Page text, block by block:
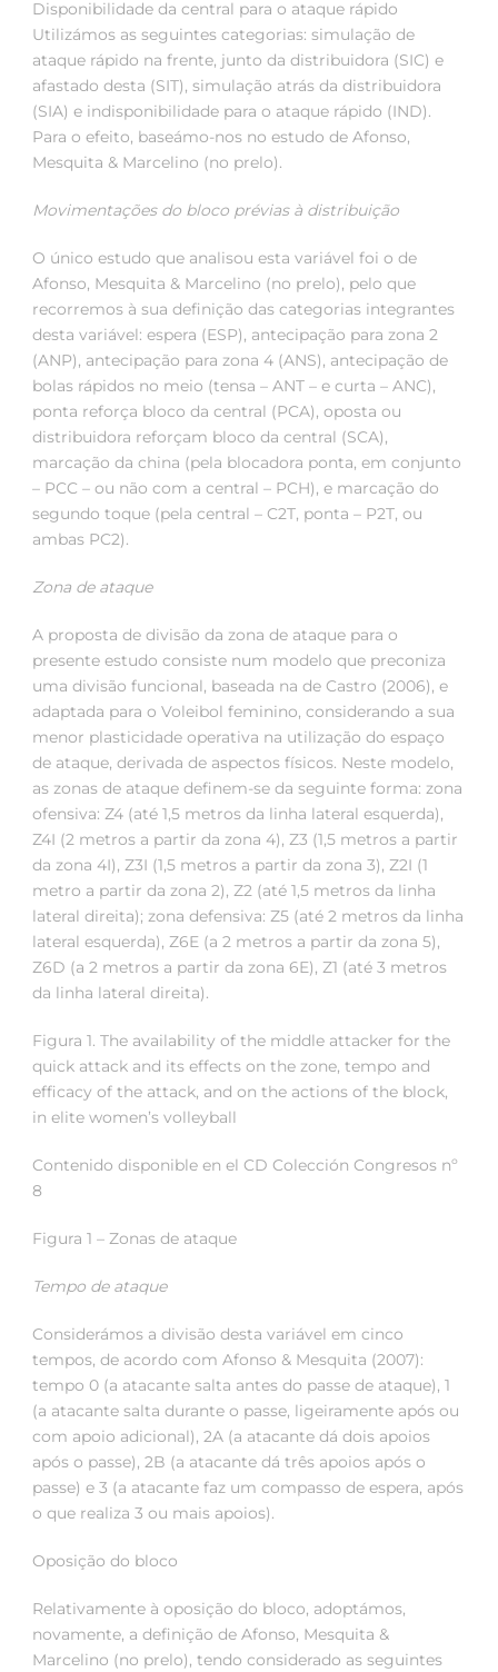
Disponibilidade da central para o ataque rápido
Utilizámos as seguintes categorias: simulação de
ataque rápido na frente, junto da distribuidora (SIC) e
afastado desta (SIT), simulação atrás da distribuidora
(SIA) e indisponibilidade para o ataque rápido (IND).
Para o efeito, baseámo-nos no estudo de Afonso,
Mesquita & Marcelino (no prelo).
Movimentações do bloco prévias à distribuição
O único estudo que analisou esta variável foi o de
Afonso, Mesquita & Marcelino (no prelo), pelo que
recorremos à sua definição das categorias integrantes
desta variável: espera (ESP), antecipação para zona 2
(ANP), antecipação para zona 4 (ANS), antecipação de
bolas rápidos no meio (tensa – ANT – e curta – ANC),
ponta reforça bloco da central (PCA), oposta ou
distribuidora reforçam bloco da central (SCA),
marcação da china (pela blocadora ponta, em conjunto
– PCC – ou não com a central – PCH), e marcação do
segundo toque (pela central – C2T, ponta – P2T, ou
ambas PC2).
Zona de ataque
A proposta de divisão da zona de ataque para o
presente estudo consiste num modelo que preconiza
uma divisão funcional, baseada na de Castro (2006), e
adaptada para o Voleibol feminino, considerando a sua
menor plasticidade operativa na utilização do espaço
de ataque, derivada de aspectos físicos. Neste modelo,
as zonas de ataque definem-se da seguinte forma: zona
ofensiva: Z4 (até 1,5 metros da linha lateral esquerda),
Z4I (2 metros a partir da zona 4), Z3 (1,5 metros a partir
da zona 4I), Z3I (1,5 metros a partir da zona 3), Z2I (1
metro a partir da zona 2), Z2 (até 1,5 metros da linha
lateral direita); zona defensiva: Z5 (até 2 metros da linha
lateral esquerda), Z6E (a 2 metros a partir da zona 5),
Z6D (a 2 metros a partir da zona 6E), Z1 (até 3 metros
da linha lateral direita).
Figura 1. The availability of the middle attacker for the
quick attack and its effects on the zone, tempo and
efficacy of the attack, and on the actions of the block,
in elite women’s volleyball
Contenido disponible en el CD Colección Congresos nº
8
Figura 1 – Zonas de ataque
Tempo de ataque
Considerámos a divisão desta variável em cinco
tempos, de acordo com Afonso & Mesquita (2007):
tempo 0 (a atacante salta antes do passe de ataque), 1
(a atacante salta durante o passe, ligeiramente após ou
com apoio adicional), 2A (a atacante dá dois apoios
após o passe), 2B (a atacante dá três apoios após o
passe) e 3 (a atacante faz um compasso de espera, após
o que realiza 3 ou mais apoios).
Oposição do bloco
Relativamente à oposição do bloco, adoptámos,
novamente, a definição de Afonso, Mesquita &
Marcelino (no prelo), tendo considerado as seguintes